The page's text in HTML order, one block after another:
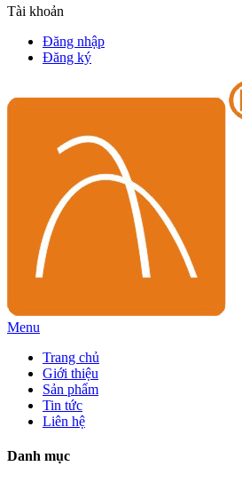
Tài khoản
Đăng nhập
Đăng ký
Menu
Trang chủ
Giới thiệu
Sản phẩm
Tin tức
Liên hệ
Danh mục